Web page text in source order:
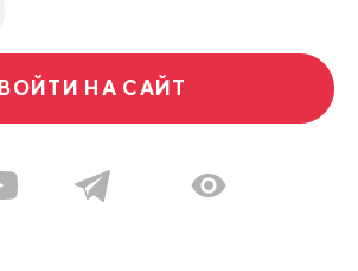
ВОЙТИ НА САЙТ